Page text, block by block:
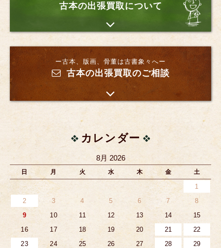
古本の出張買取について
ー古本、版画、骨董は古書象々へー
古本の出張買取のご相談
カレンダー
8月 2026
日 月 火 水 木 金 土
1
2
3 4 5 6 7
8
9
10 11 12 13 14
15
16
17 18 19 20 21
22
23
24 25 26 27 28
29